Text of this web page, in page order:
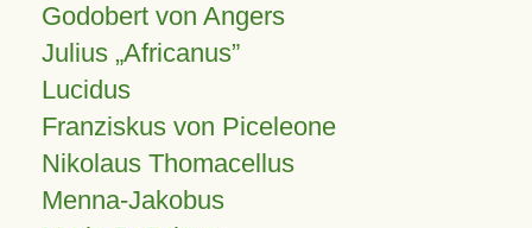
Godobert von Angers
Julius Africanus
Lucidus
Franziskus von Piceleone
Nikolaus Thomacellus
Menna-Jakobus